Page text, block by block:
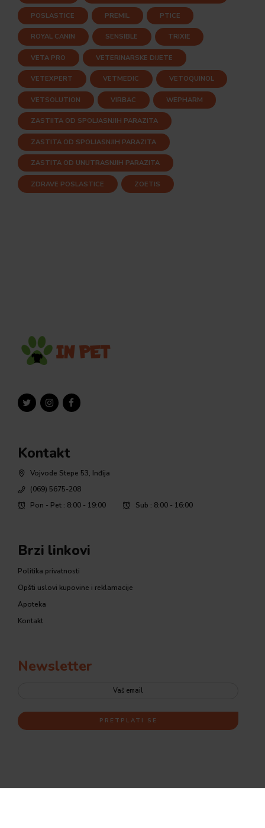
POSLASTICE PREMIL PTICE
ROYAL CANIN SENSIBLE TRIXIE
VETA PRO VETERINARSKE DIJETE
VETEXPERT VETMEDIC VETOQUINOL
VETSOLUTION VIRBAC WEPHARM
ZASTIITA OD SPOLJASNJIH PARAZITA
ZASTITA OD SPOLJASNJIH PARAZITA
ZASTITA OD UNUTRASNJIH PARAZITA
ZDRAVE POSLASTICE ZOETIS
Kontakt
Vojvode Stepe 53, Inđija
(069) 5675-208
Pon - Pet : 8:00 - 19:00
Sub : 8:00 - 16:00
Brzi linkovi
Politika privatnosti
Opšti uslovi kupovine i reklamacije
Apoteka
Kontakt
Newsletter